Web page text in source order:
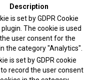
Description
is set by GDPR Cookie
The cookie is used
user consent for the
the category "Analytics".
is set by GDPR cookie
record the user consent